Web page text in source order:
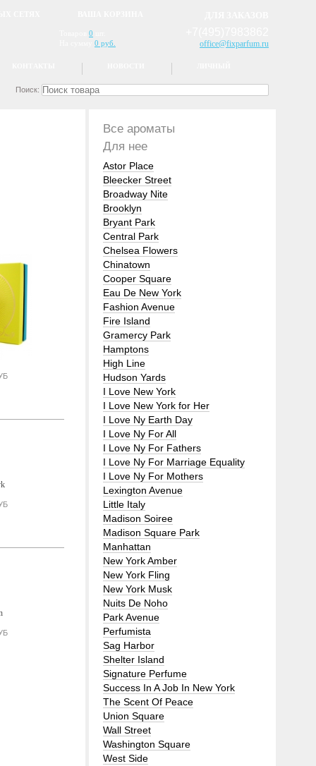
office@fixparfum.ru
0
0 руб.
Поиск:
Все ароматы
Для нее
Astor Place
Bleecker Street
Broadway Nite
Brooklyn
Bryant Park
Central Park
Chelsea Flowers
Chinatown
Cooper Square
Eau De New York
Fashion Avenue
Fire Island
Gramercy Park
Hamptons
High Line
Hudson Yards
I Love New York
I Love New York for Her
I Love Ny Earth Day
I Love Ny For All
I Love Ny For Fathers
I Love Ny For Marriage Equality
I Love Ny For Mothers
Lexington Avenue
Little Italy
Madison Soiree
Madison Square Park
Manhattan
New York Amber
New York Fling
New York Musk
Nuits De Noho
Park Avenue
Perfumista
Sag Harbor
Shelter Island
Signature Perfume
Success In A Job In New York
The Scent Of Peace
Union Square
Wall Street
Washington Square
West Side